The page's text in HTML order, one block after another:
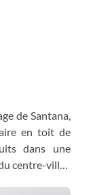
de Santana,
en toit de
dans une
centre-ville.